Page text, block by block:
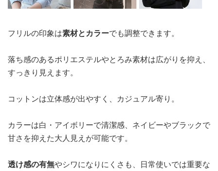
フリルの印象は素材とカラーでも調整できます。
落ち感のあるポリエステルやとろみ素材は広がりを抑え、
すっきり見えます。
コットンは立体感が出やすく、カジュアル寄り。
カラーは白・アイボリーで清潔感、ネイビーやブラックで
甘さを抑えた大人見えが可能です。
透け感の有無やシワになりにくさも、日常使いでは重要な